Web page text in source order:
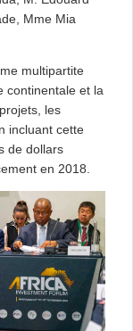
Mme Mia
multipartite
continentale et la
les
incluant cette
de dollars
en 2018.